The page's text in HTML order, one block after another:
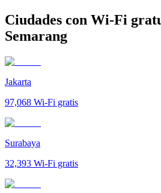
Ciudades con Wi-Fi
Semarang
Jakarta
97,068 Wi-Fi gratis
Surabaya
32,393 Wi-Fi gratis